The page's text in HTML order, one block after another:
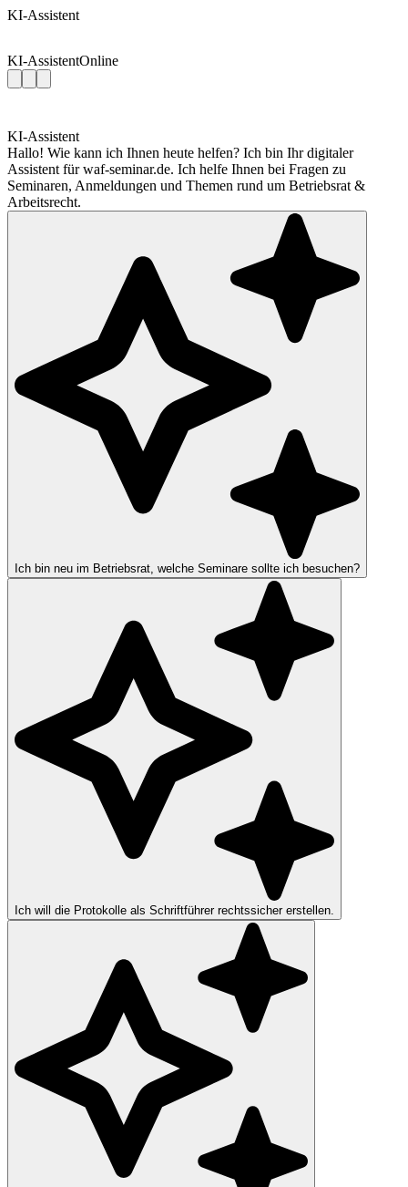
KI-Assistent
KI-AssistentOnline
KI-Assistent
Hallo! Wie kann ich Ihnen heute helfen? Ich bin Ihr digitaler
Assistent für waf-seminar.de. Ich helfe Ihnen bei Fragen zu
Seminaren, Anmeldungen und Themen rund um Betriebsrat &
Arbeitsrecht.
Ich bin neu im Betriebsrat, welche Seminare sollte ich besuchen?
Ich will die Protokolle als Schriftführer rechtssicher erstellen.